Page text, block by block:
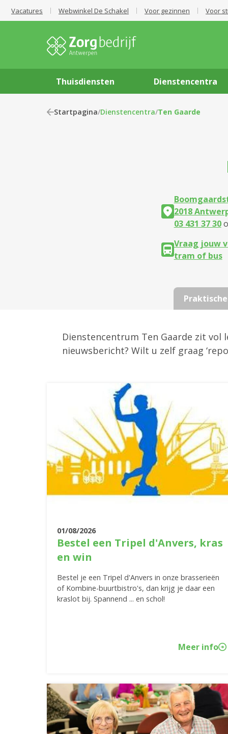
Vacatures Webwinkel De Schakel Voor gezinnen Voor
Thuisdiensten Dienstencentra
Startpagina/Dienstencentra/Ten Gaarde
2018
03 431 37 30
Vraag jouw
tram of bus
Dienstencentrum Ten Gaarde zit vol
nieuwsbericht? Wilt u zelf graag
01/08/2026
Bestel een Tripel d'Anvers, kras
en win
Bestel je een Tripel d'Anvers in onze brasserieën
of Kombine-buurtbistro's, dan krijg je daar een
kraslot bij. Spannend ... en schol!
Meer info